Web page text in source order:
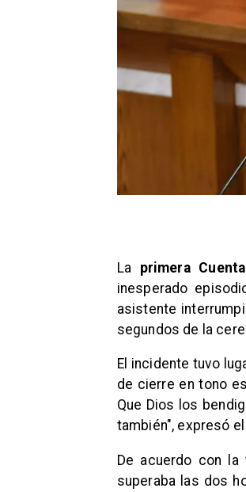
La primera
inesperado
asistente
segundos de la
El incidente tuvo
de cierre en tono
Que Dios los
también", expresó
De acuerdo con la
superaba las dos